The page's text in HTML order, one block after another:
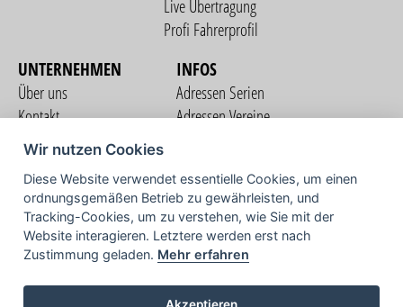
Live Übertragung
Profi Fahrerprofil
UNTERNEHMEN
Über uns
Kontakt
Nutzungsbedingungen
Datenschutzerklärung
Impressum
INFOS
Adressen Serien
Adressen Vereine
COMMUNITY
TV
Wir nutzen Cookies
Diese Website verwendet essentielle Cookies, um einen
ordnungsgemäßen Betrieb zu gewährleisten, und
Tracking-Cookies, um zu verstehen, wie Sie mit der
Website interagieren. Letztere werden erst nach
Zustimmung geladen. Mehr erfahren